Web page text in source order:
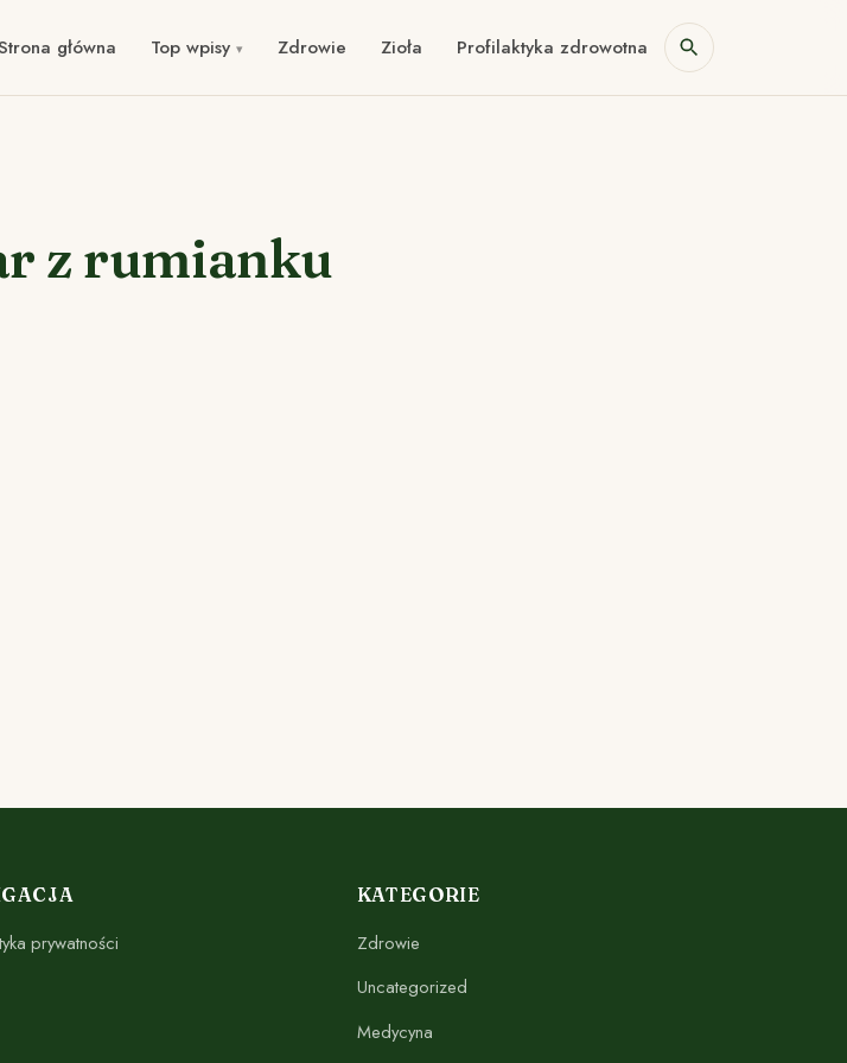
główna Top wpisy Zdrowie Zioła Profilaktyka zdrowotna
z rumianku
prywatności
KATEGORIE
Zdrowie
Uncategorized
Medycyna